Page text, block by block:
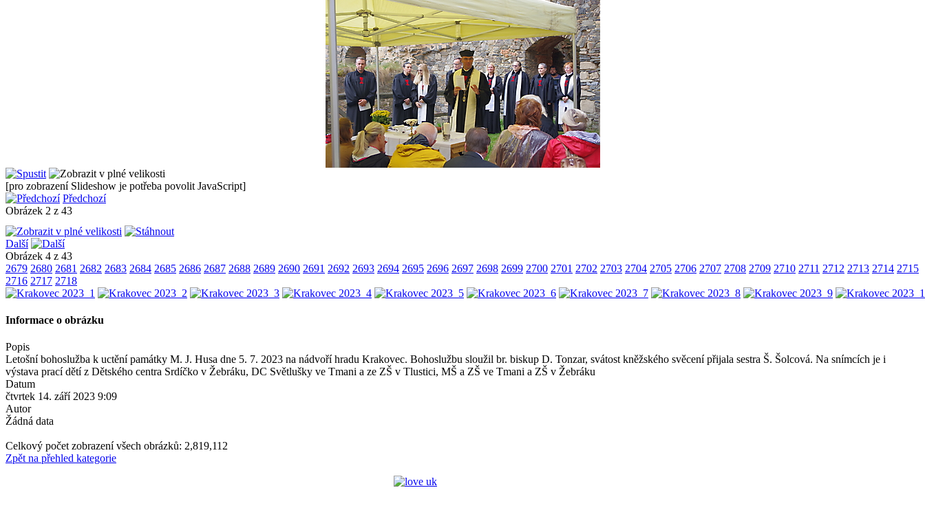
Sociální poradna
Husův institut
teologických studií
Archa ZŠ a MŠ při
CČSH
[pro zobrazení Slideshow je potřeba povolit JavaScript]
Předchozí
Obrázek 2 z 43
Další
Obrázek 4 z 43
2679 2680 2681 2682 2683 2684 2685 2686 2687 2688 2689 2690 2691 2692 2693 2694 2695 2696 2697 2698 2699 2700 2701 2702 2703 2704 2705 2706 2707 2708 2709 2710 2711 2712 2713 2714 2715
2716 2717 2718
Informace o obrázku
Popis
Letošní bohoslužba k uctění památky M. J. Husa dne 5. 7. 2023 na nádvoří hradu Krakovec. Bohoslužbu sloužil br. biskup D. Tonzar, svátost kněžského svěcení přijala sestra Š. Šolcová. Na snímcích je i
výstava prací dětí z Dětského centra Srdíčko v Žebráku, DC Světlušky ve Tmani a ze ZŠ v Tlustici, MŠ a ZŠ ve Tmani a ZŠ v Žebráku
Datum
čtvrtek 14. září 2023 9:09
Autor
Žádná data
Celkový počet zobrazení všech obrázků: 2,819,112
Zpět na přehled kategorie